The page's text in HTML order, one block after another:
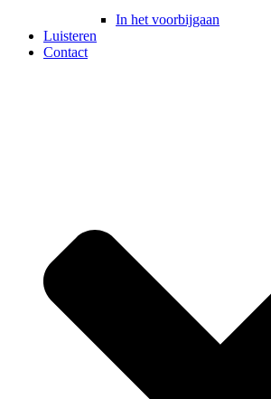
In het voorbijgaan
Luisteren
Contact